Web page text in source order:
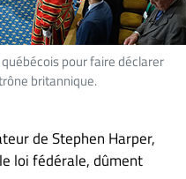
pour faire déclarer
britannique.
de Stephen Harper,
loi fédérale, dûment